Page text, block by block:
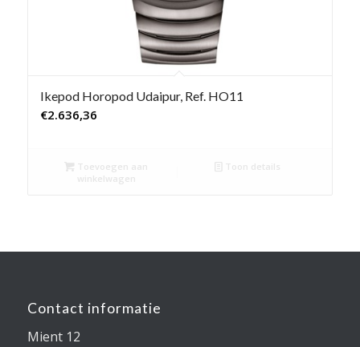
Ikepod Horopod Udaipur, Ref. HO11
€2.636,36
Toevoegen aan
winkelwagen
Toon details
Contact informatie
Mient 12